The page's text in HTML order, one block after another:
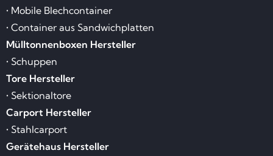
• Mobile Blechcontainer
• Container aus Sandwichplatten
Mülltonnenboxen Hersteller
• Schuppen
Tore Hersteller
• Sektionaltore
Carport Hersteller
• Stahlcarport
Gerätehaus Hersteller